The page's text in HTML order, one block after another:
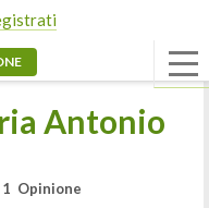
Antonio
1 Opinione